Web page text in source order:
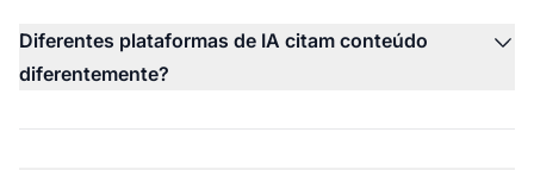
Diferentes plataformas de IA citam conteúdo
diferentemente?